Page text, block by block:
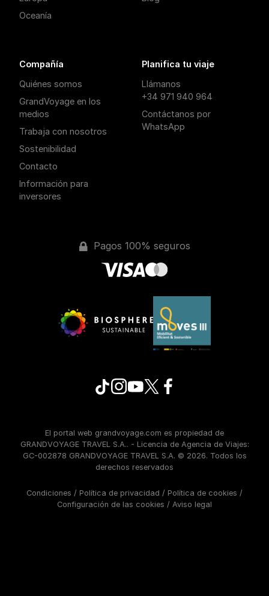
Oceanía
Compañía
Quiénes somos
GrandVoyage en los
medios
Trabaja con nosotros
Sostenibilidad
Contacto
Información para
inversores
Planifica tu viaje
Llámanos
+34 971 940 964
Contáctanos por
WhatsApp
Pagos 100% seguros
El portal web grandvoyage.com es propiedad de
GRANDVOYAGE TRAVEL S.A.. - Licencia de Agencia de Viajes:
GC-002878 GRANDVOYAGE TRAVEL S.A. © 2026. Todos los
derechos reservados
Condiciones / Política de privacidad / Política de cookies /
Configuración de las cookies / Aviso legal